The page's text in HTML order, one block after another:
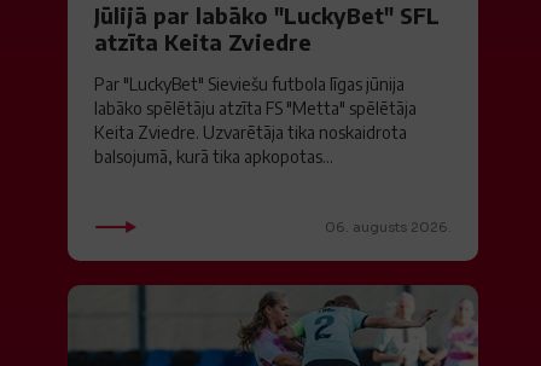
Jūlijā par labāko "LuckyBet" SFL
atzīta Keita Zviedre
Par "LuckyBet" Sieviešu futbola līgas jūnija
labāko spēlētāju atzīta FS "Metta" spēlētāja
Keita Zviedre. Uzvarētāja tika noskaidrota
balsojumā, kurā tika apkopotas...
06. augusts 2026.